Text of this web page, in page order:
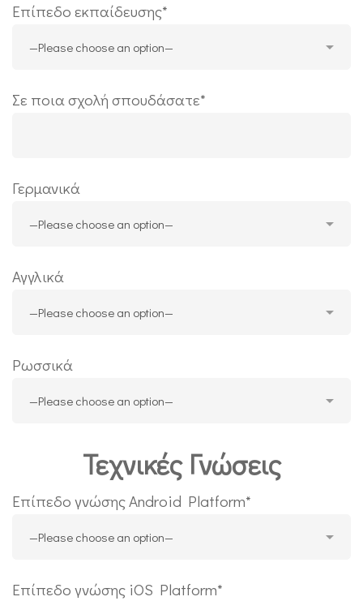
Επίπεδο εκπαίδευσης*
Σε ποια σχολή σπουδάσατε*
Γερμανικά
Αγγλικά
Ρωσσικά
Τεχνικές Γνώσεις
Επίπεδο γνώσης Android Platform*
Επίπεδο γνώσης iOS Platform*